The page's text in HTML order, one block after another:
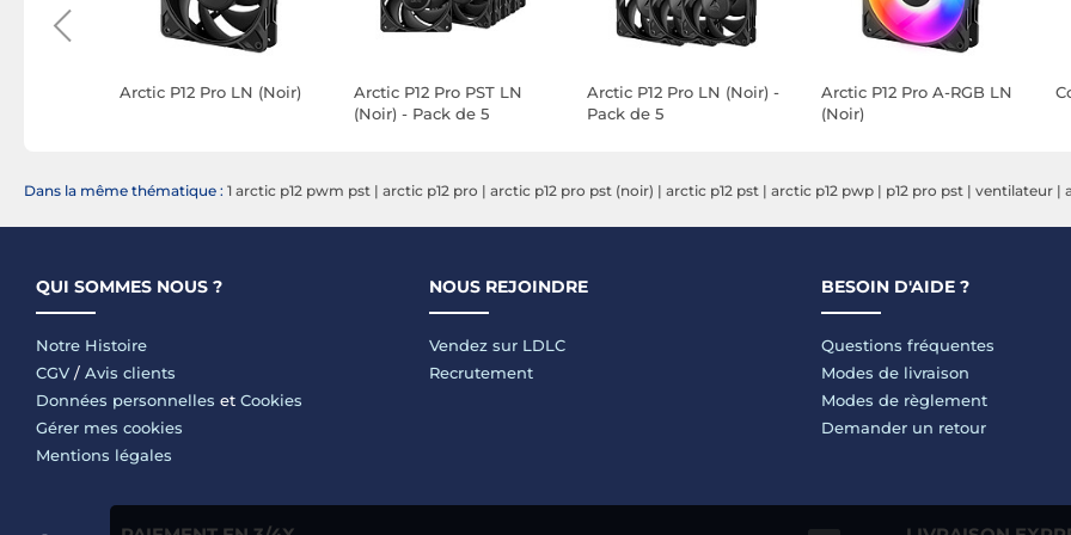
Arctic P12 Pro LN (Noir)
Arctic P12 Pro PST LN
(Noir) - Pack de 5
Arctic P12 Pro LN (Noir) -
Pack de 5
Arctic P12 Pro A-RGB LN
(Noir)
Dans la même thématique : 1 arctic p12 pwm pst | arctic p12 pro | arctic p12 pro pst (noir) | arctic p12 pst | arctic p12 pwp | p12 pro pst | ventilateur |
QUI SOMMES NOUS ?
Notre Histoire
CGV / Avis clients
Données personnelles et Cookies
Gérer mes cookies
Mentions légales
NOUS REJOINDRE
Vendez sur LDLC
Recrutement
BESOIN D'AIDE ?
Questions fréquentes
Modes de livraison
Modes de règlement
Demander un retour